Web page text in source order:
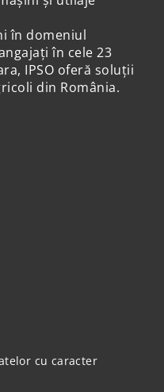
în domeniul
în cele 23
IPSO oferă soluții
din România.
cu caracter